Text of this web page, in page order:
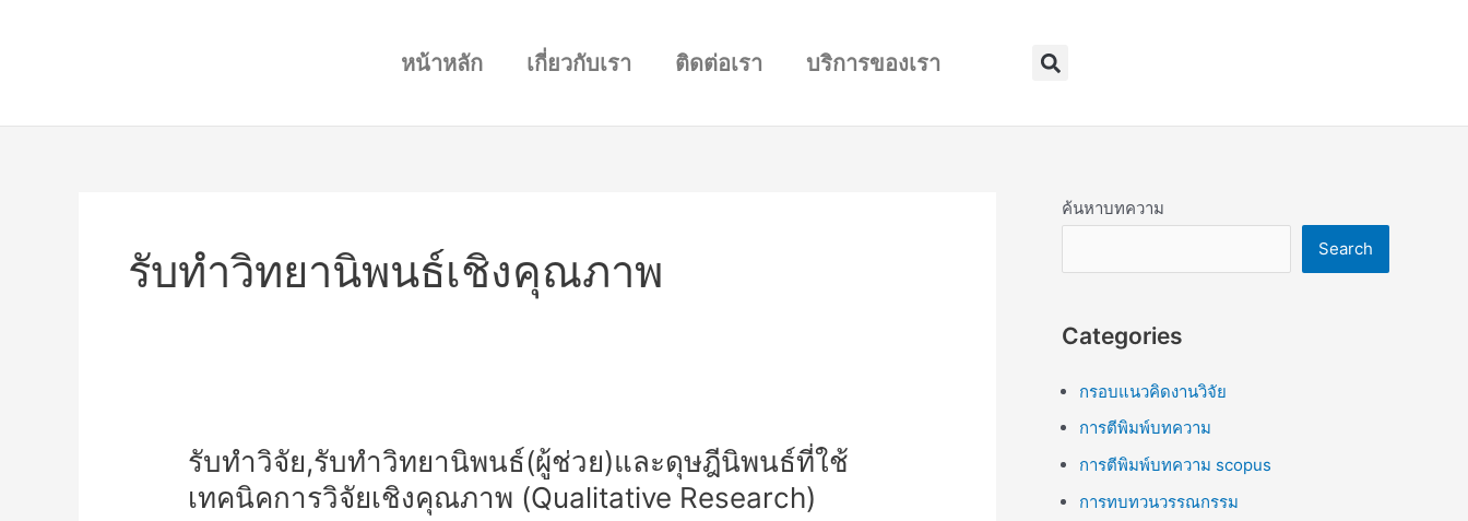
หน้าหลัก เกี่ยวกับเรา ติดต่อเรา บริการของเรา Search
รับทำวิทยานิพนธ์เชิงคุณภาพ
รับทำวิจัย,รับทำวิทยานิพนธ์(ผู้ช่วย)และดุษฎีนิพนธ์ที่ใช้
เทคนิคการวิจัยเชิงคุณภาพ (Qualitative Research)
รับ
วิจัย,รับ
ค้นหาบทความ
Search
Categories
กรอบแนวคิดงานวิจัย
การตีพิมพ์บทความ
การตีพิมพ์บทความ scopus
การทบทวนวรรณกรรม